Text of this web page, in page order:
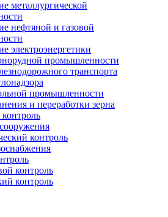
металлургической
нефтяной и газовой
электроэнергетики
промышленности
транспорта
промышленности
и переработки зерна
контроль
контроль
контроль